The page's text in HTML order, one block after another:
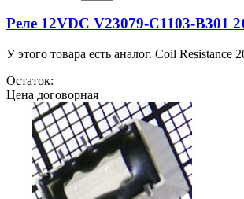
Реле 12VDC V23079-C1103-B301
У этого товара есть аналог. Coil Resistance
Остаток:
Цена договорная